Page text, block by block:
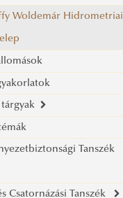
Woldemár Hidrometriai
tárgyak
Tanszék
Csatornázási Tanszék